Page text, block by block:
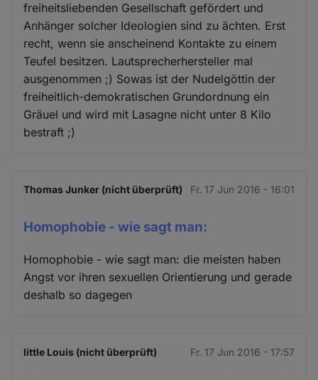
freiheitsliebenden Gesellschaft gefördert und
Anhänger solcher Ideologien sind zu ächten. Erst
recht, wenn sie anscheinend Kontakte zu einem
Teufel besitzen. Lautsprecherhersteller mal
ausgenommen ;) Sowas ist der Nudelgöttin der
freiheitlich-demokratischen Grundordnung ein
Gräuel und wird mit Lasagne nicht unter 8 Kilo
bestraft ;)
Thomas Junker (nicht überprüft) Fr. 17 Jun 2016 - 16:01
Homophobie - wie sagt man:
Homophobie - wie sagt man: die meisten haben
Angst vor ihren sexuellen Orientierung und gerade
deshalb so dagegen
little Louis (nicht überprüft) Fr. 17 Jun 2016 - 17:57